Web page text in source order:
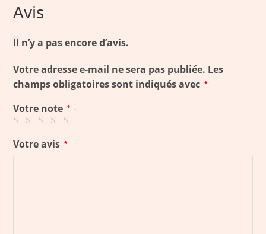
Avis
Il n’y a pas encore d’avis.
Votre adresse e-mail ne sera pas publiée. Les
champs obligatoires sont indiqués avec *
Votre note *
Votre avis *